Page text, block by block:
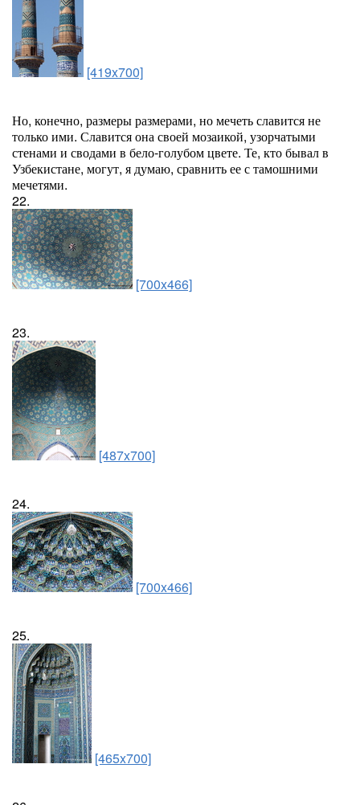
[419x700]
Но, конечно, размеры размерами, но мечеть славится не
только ими. Славится она своей мозаикой, узорчатыми
стенами и сводами в бело-голубом цвете. Те, кто бывал в
Узбекистане, могут, я думаю, сравнить ее с тамошними
мечетями.
22.
[700x466]
23.
[487x700]
24.
[700x466]
25.
[465x700]